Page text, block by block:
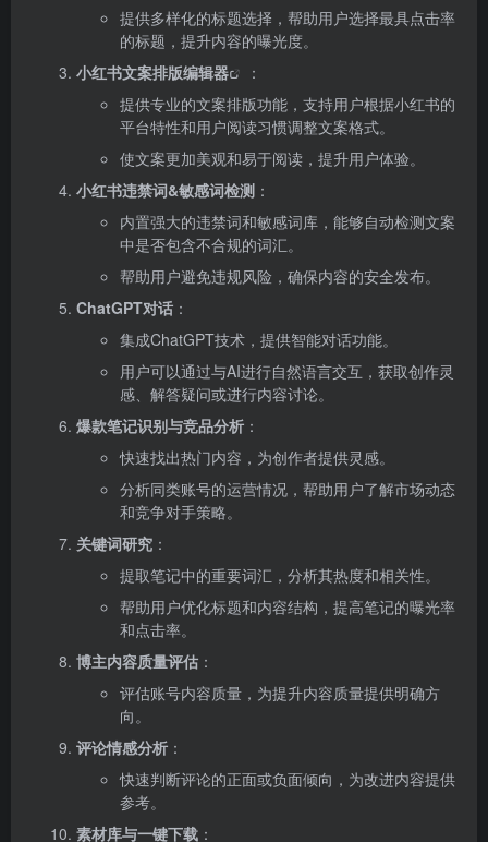
提供多样化的标题选择，帮助用户选择最具点击率
的标题，提升内容的曝光度。
小红书文案排版编辑器
：
提供专业的文案排版功能，支持用户根据小红书的
平台特性和用户阅读习惯调整文案格式。
使文案更加美观和易于阅读，提升用户体验。
小红书违禁词&敏感词检测 ：
内置强大的违禁词和敏感词库，能够自动检测文案
中是否包含不合规的词汇。
帮助用户避免违规风险，确保内容的安全发布。
ChatGPT对话 ：
集成ChatGPT技术，提供智能对话功能。
用户可以通过与AI进行自然语言交互，获取创作灵
感、解答疑问或进行内容讨论。
爆款笔记识别与竞品分析 ：
快速找出热门内容，为创作者提供灵感。
分析同类账号的运营情况，帮助用户了解市场动态
和竞争对手策略。
关键词研究 ：
提取笔记中的重要词汇，分析其热度和相关性。
帮助用户优化标题和内容结构，提高笔记的曝光率
和点击率。
博主内容质量评估 ：
评估账号内容质量，为提升内容质量提供明确方
向。
评论情感分析 ：
快速判断评论的正面或负面倾向，为改进内容提供
参考。
素材库与一键下载 ：